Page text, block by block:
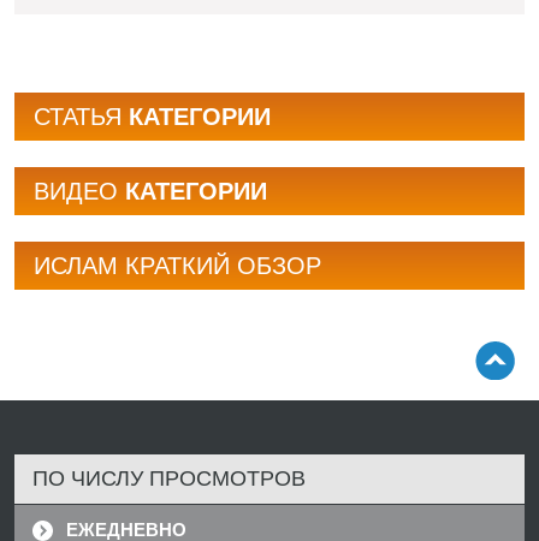
СТАТЬЯ КАТЕГОРИИ
BИДЕО КАТЕГОРИИ
ИСЛАМ КРАТКИЙ ОБЗОР
ПО ЧИСЛУ ПРОСМОТРОВ
ЕЖЕДНЕВНО